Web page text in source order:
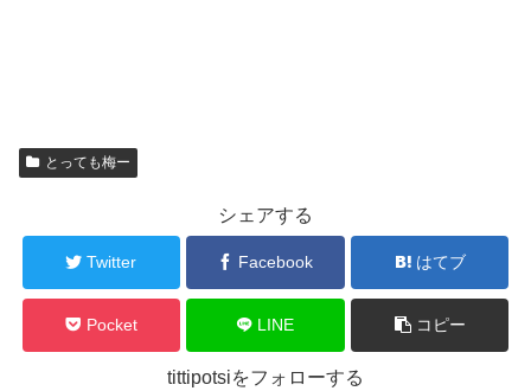
とっても梅ー
シェアする
Twitter Facebook はてブ
Pocket LINE コピー
tittipotsiをフォローする